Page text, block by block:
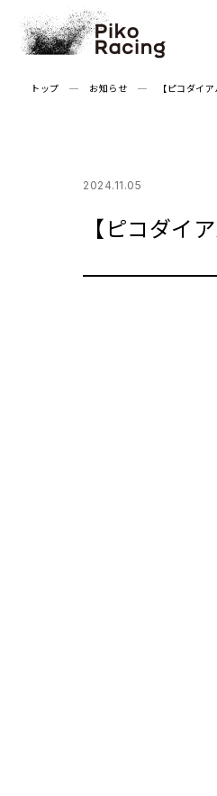
トップ お知らせ 【ピコダイ
2024.11.05
【ピコダイ